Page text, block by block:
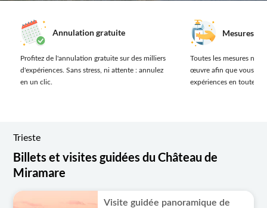
Annulation gratuite
Profitez de l'annulation gratuite sur des milliers
d'expériences. Sans stress, ni attente : annulez
en un clic.
Mesures
Toutes les mesures
œuvre afin que vous
expériences en toute
Trieste
Billets et visites guidées du Château de
Miramare
Visite guidée panoramique de